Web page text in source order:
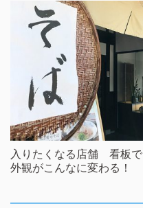
入りたくなる店舗 看板で
外観がこんなに変わる！